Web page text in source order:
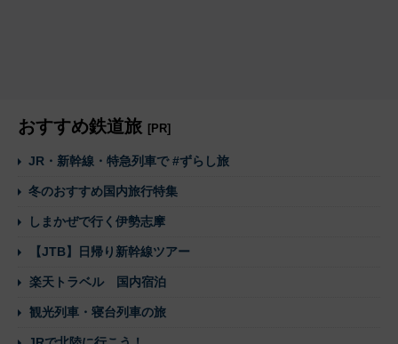
おすすめ鉄道旅 [PR]
JR・新幹線・特急列車で #ずらし旅
冬のおすすめ国内旅行特集
しまかぜで行く伊勢志摩
【JTB】日帰り新幹線ツアー
楽天トラベル 国内宿泊
観光列車・寝台列車の旅